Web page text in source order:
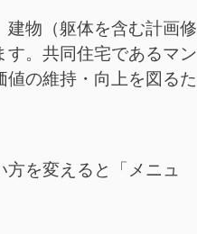
建物（躯体を含む計画修
。共同住宅であるマン
の維持・向上を図るた
方を変えると「メニュ